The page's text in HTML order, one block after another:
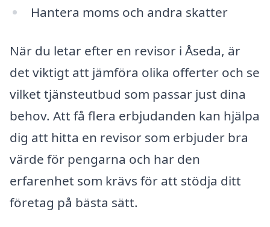
Hantera moms och andra skatter
När du letar efter en revisor i Åseda, är
det viktigt att jämföra olika offerter och se
vilket tjänsteutbud som passar just dina
behov. Att få flera erbjudanden kan hjälpa
dig att hitta en revisor som erbjuder bra
värde för pengarna och har den
erfarenhet som krävs för att stödja ditt
företag på bästa sätt.